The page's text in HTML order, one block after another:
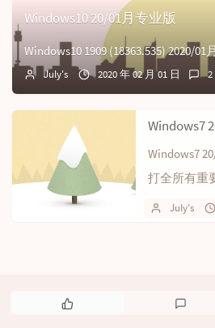
Windows10 20/01月专业版
July's 2020 年 02 月 01 日
Windows7
Windows7
打全所有重
日(完结)；
July's
热